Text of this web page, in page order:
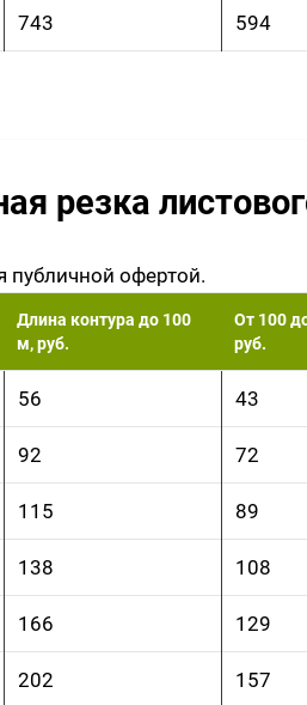
743 594
резка
публичной офертой.
Длина контура до 100
м, руб.
От 100
руб.
56 43
92 72
115 89
138 108
166 129
202 157